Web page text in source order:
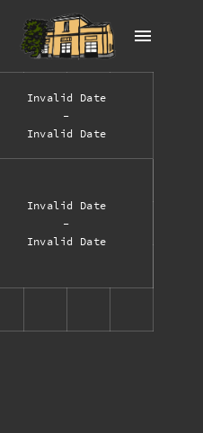
Invalid Date
-
Invalid Date
Invalid Date
-
Invalid Date